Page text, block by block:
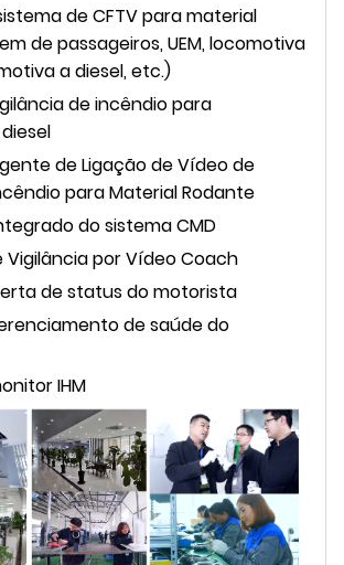
de CFTV para material
de passageiros, UEM, locomotiva
a diesel, etc.)
de incêndio para
de Ligação de Vídeo de
para Material Rodante
do sistema CMD
Vigilância por Vídeo Coach
de status do motorista
de saúde do
IHM